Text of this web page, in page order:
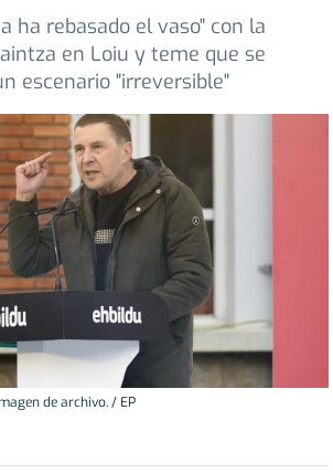
ha rebasado el vaso" con la
en Loiu y teme que se
escenario "irreversible"
de archivo. / EP